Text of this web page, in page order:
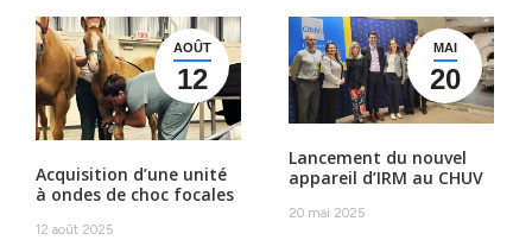
AOÛT
12
Acquisition d’une unité
à ondes de choc focales
12 août 2025
MAI
20
Lancement du nouvel
appareil d’IRM au CHUV
20 mai 2025